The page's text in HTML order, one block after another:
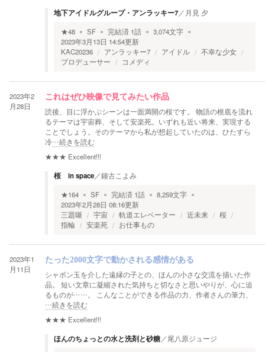
地下アイドルグループ・アンラッキー7／ 月見 夕
★48 SF 完結済 1話 3,074文字
2023年3月13日 14:54更新
KAC20236
アンラッキー7 アイドル
不幸な少女
プロデューサー
コメディ
2023年2
月28日
これはぜひ映像で見てみたい作品
読後、目に浮かぶシーンは一面満開の桜です。 物語の根底を流れ
るテーマは宇宙葬、そして安楽死。いずれも近い将来、実現する
ことでしょう。そのテーマから私が想起していたのは、ひたすら
冷…続きを読む
★★★ Excellent!!!
桜 in space／鐘古こよみ
★164 SF 完結済 1話 8,259文字
2023年2月28日 08:16更新
三題噺
宇宙 軌道エレベーター 近未来
桜
指輪
安楽死 お仕事もの
2023年1
月11日
たった2000文字で動かされる感情がある
シャボン玉を介した遠縁の子との、ほんの小さな交流を描いた作
品。 短い文章に凝縮された気持ちと切なさと思いやりが、心に迫
るものが……。 こんなことができる作品の力、作者さんの筆力、
…続きを読む
★★★ Excellent!!!
ほんのちょっとの水と洗剤と砂糖／尾八原ジュージ